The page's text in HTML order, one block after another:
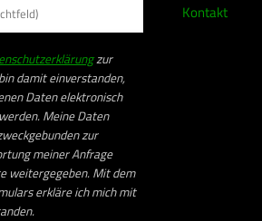
zur
damit einverstanden,
Daten elektronisch
Meine Daten
zur
meiner Anfrage
weitergegeben. Mit dem
erkläre ich mich mit
Kontakt